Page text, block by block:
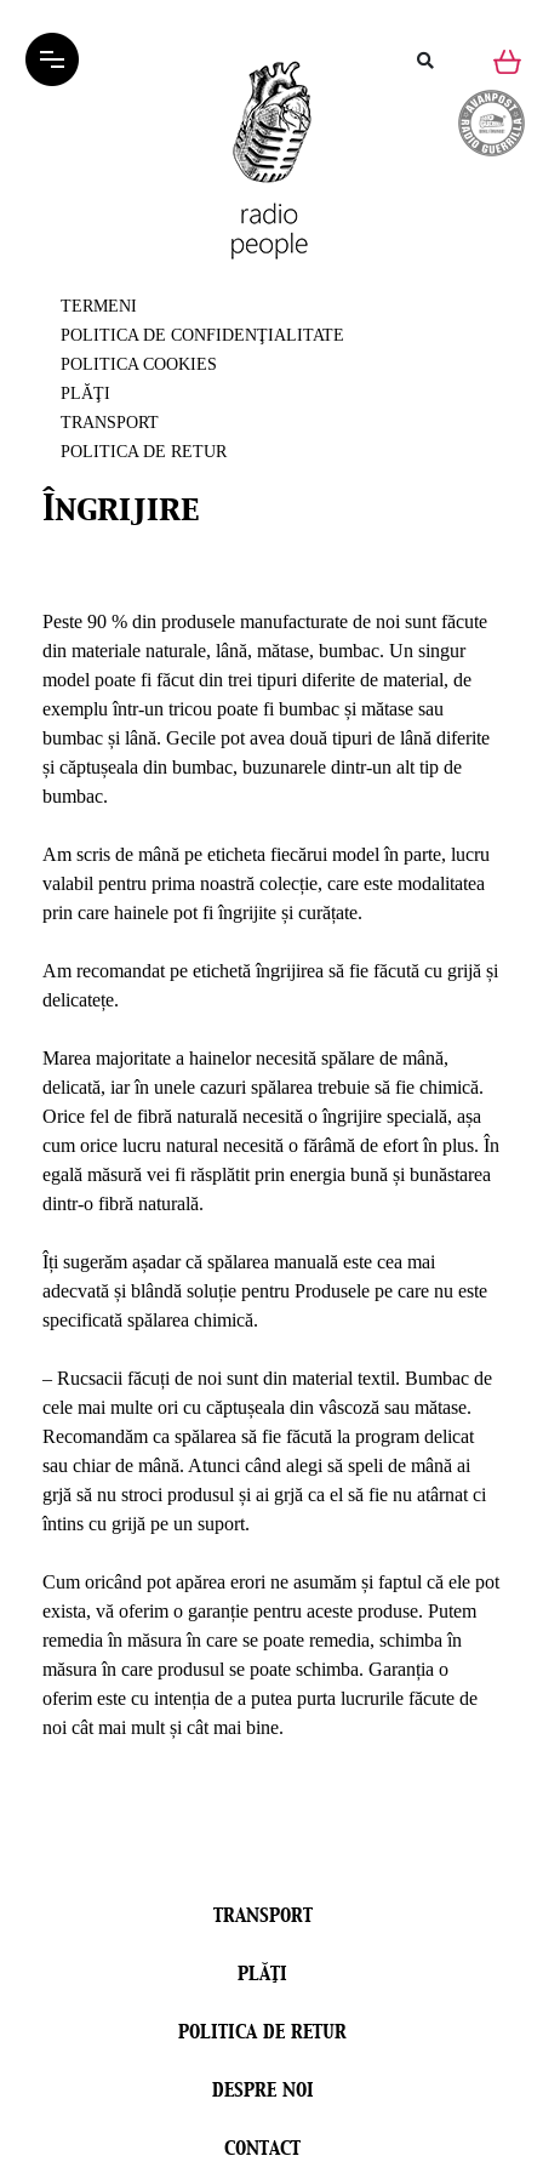
TERMENI
POLITICA DE CONFIDENŢIALITATE
POLITICA COOKIES
PLĂŢI
TRANSPORT
POLITICA DE RETUR
Îngrijire
Peste 90 % din produsele manufacturate de noi sunt făcute
din materiale naturale, lână, mătase, bumbac. Un singur
model poate fi făcut din trei tipuri diferite de material, de
exemplu într-un tricou poate fi bumbac și mătase sau
bumbac și lână. Gecile pot avea două tipuri de lână diferite
și căptușeala din bumbac, buzunarele dintr-un alt tip de
bumbac.
Am scris de mână pe eticheta fiecărui model în parte, lucru
valabil pentru prima noastră colecție, care este modalitatea
prin care hainele pot fi îngrijite și curățate.
Am recomandat pe etichetă îngrijirea să fie făcută cu grijă și
delicatețe.
Marea majoritate a hainelor necesită spălare de mână,
delicată, iar în unele cazuri spălarea trebuie să fie chimică.
Orice fel de fibră naturală necesită o îngrijire specială, așa
cum orice lucru natural necesită o fărâmă de efort în plus. În
egală măsură vei fi răsplătit prin energia bună și bunăstarea
dintr-o fibră naturală.
Îți sugerăm așadar că spălarea manuală este cea mai
adecvată și blândă soluție pentru Produsele pe care nu este
specificată spălarea chimică.
– Rucsacii făcuți de noi sunt din material textil. Bumbac de
cele mai multe ori cu căptușeala din vâscoză sau mătase.
Recomandăm ca spălarea să fie făcută la program delicat
sau chiar de mână. Atunci când alegi să speli de mână ai
grjă să nu stroci produsul și ai grjă ca el să fie nu atârnat ci
întins cu grijă pe un suport.
Cum oricând pot apărea erori ne asumăm și faptul că ele pot
exista, vă oferim o garanție pentru aceste produse. Putem
remedia în măsura în care se poate remedia, schimba în
măsura în care produsul se poate schimba. Garanția o
oferim este cu intenția de a putea purta lucrurile făcute de
noi cât mai mult și cât mai bine.
TRANSPORT
PLĂŢI
POLITICA DE RETUR
DESPRE NOI
CONTACT